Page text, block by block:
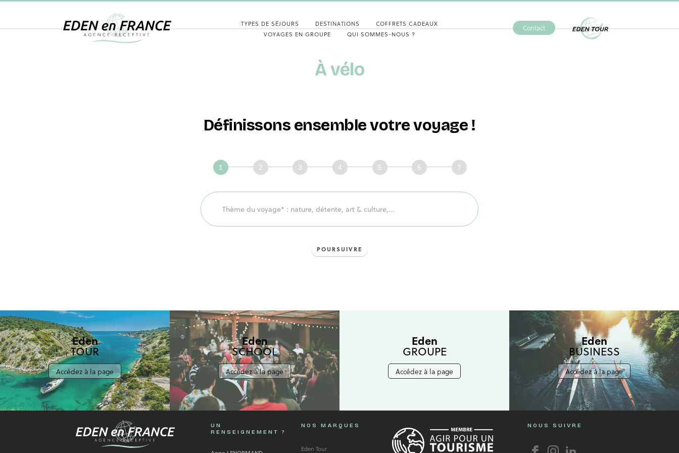
TYPES DE SÉJOURS DESTINATIONS
COFFRETS CADEAUX
VOYAGES EN GROUPE
QUI SOMMES-NOUS ?
Contact
À vélo
Définissons ensemble votre voyage !
Définissons
ensemble
votre
voyage!
POURSUIVRE
Eden
TOUR
Accédez à la page
Eden
SCHOOL
Accédez à la page
Eden
GROUPE
Accédez à la page
Eden
BUSINESS
Accédez à la page
UN
RENSEIGNEMENT ?
NOS MARQUES
Eden Tour
NOUS SUIVRE
FacebookInstagram